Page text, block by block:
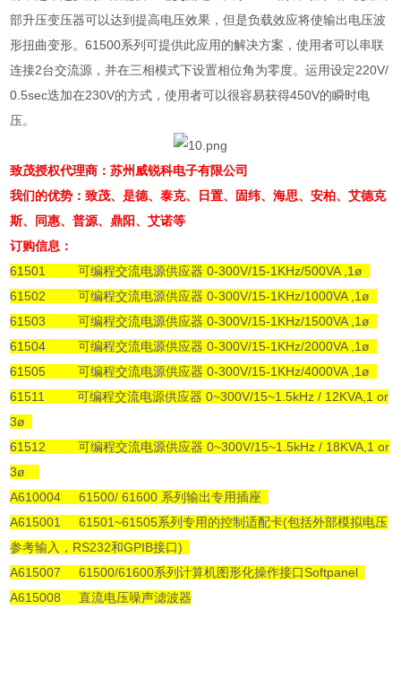
部升压变压器可以达到提高电压效果，但是负载效应将使输出电压波
形扭曲变形。61500系列可提供此应用的解决方案，使用者可以串联
连接2台交流源，并在三相模式下设置相位角为零度。运用设定220V/
0.5sec迭加在230V的方式，使用者可以很容易获得450V的瞬时电
压。
致茂授权代理商：苏州威锐科电子有限公司
我们的优势：致茂、是德、泰克、日置、固纬、海思、安柏、艾德克
斯、同惠、普源、鼎阳、艾诺等
订购信息：
61501 可编程交流电源供应器 0-300V/15-1KHz/500VA ,1ø
61502 可编程交流电源供应器 0-300V/15-1KHz/1000VA ,1ø
61503 可编程交流电源供应器 0-300V/15-1KHz/1500VA ,1ø
61504 可编程交流电源供应器 0-300V/15-1KHz/2000VA ,1ø
61505 可编程交流电源供应器 0-300V/15-1KHz/4000VA ,1ø
61511 可编程交流电源供应器 0~300V/15~1.5kHz / 12KVA,1 or
3ø
61512 可编程交流电源供应器 0~300V/15~1.5kHz / 18KVA,1 or
3ø
A610004 61500/ 61600 系列输出专用插座
A615001 61501~61505系列专用的控制适配卡(包括外部模拟电压
参考输入，RS232和GPIB接口)
A615007 61500/61600系列计算机图形化操作接口Softpanel
A615008 直流电压噪声滤波器